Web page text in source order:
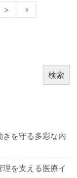
> »
検索
を守る多彩な内
を支える医療イ